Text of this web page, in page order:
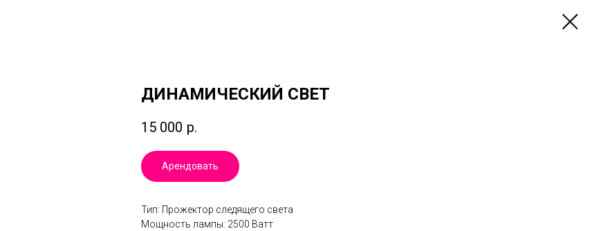
ДИНАМИЧЕСКИЙ СВЕТ
15 000 р.
Арендовать
Тип: Прожектор следящего света
Мощность лампы: 2500 Ватт